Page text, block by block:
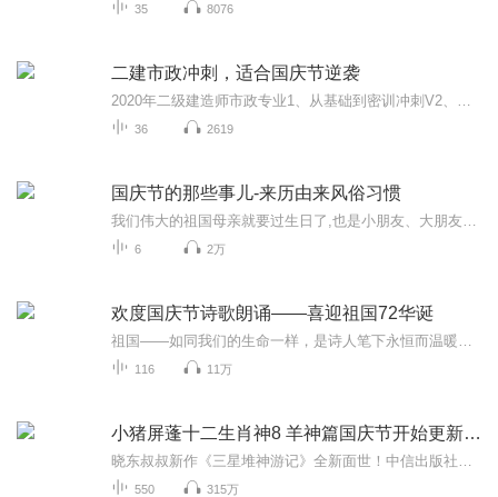
35 8076
二建市政冲刺，适合国庆节逆袭
36 2619
国庆节的那些事儿-来历由来风俗习惯
6 2万
欢度国庆节诗歌朗诵——喜迎祖国72华诞
116 11万
小猪屏蓬十二生肖神8 羊神篇国庆节开始更新啦！
550 315万